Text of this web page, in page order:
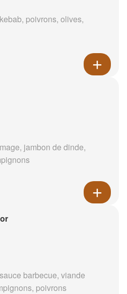
poivrons, olives,
jambon de dinde,
barbecue, viande
poivrons